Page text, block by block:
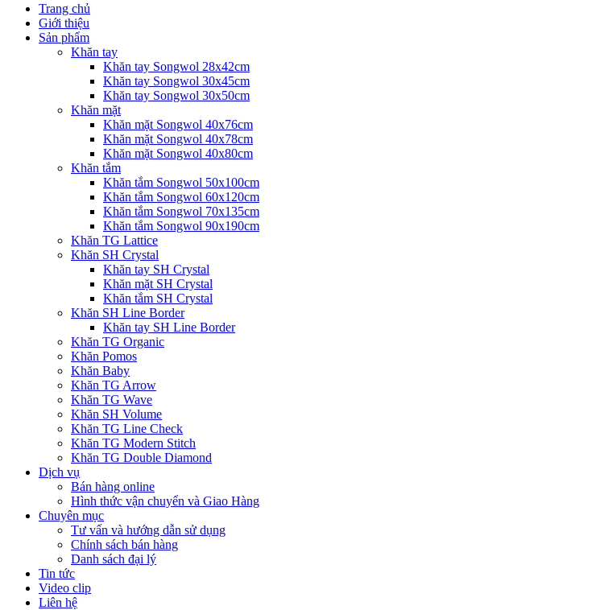
Trang chủ
Giới thiệu
Sản phẩm
Khăn tay
Khăn tay Songwol 28x42cm
Khăn tay Songwol 30x45cm
Khăn tay Songwol 30x50cm
Khăn mặt
Khăn mặt Songwol 40x76cm
Khăn mặt Songwol 40x78cm
Khăn mặt Songwol 40x80cm
Khăn tắm
Khăn tắm Songwol 50x100cm
Khăn tắm Songwol 60x120cm
Khăn tắm Songwol 70x135cm
Khăn tắm Songwol 90x190cm
Khăn TG Lattice
Khăn SH Crystal
Khăn tay SH Crystal
Khăn mặt SH Crystal
Khăn tắm SH Crystal
Khăn SH Line Border
Khăn tay SH Line Border
Khăn TG Organic
Khăn Pomos
Khăn Baby
Khăn TG Arrow
Khăn TG Wave
Khăn SH Volume
Khăn TG Line Check
Khăn TG Modern Stitch
Khăn TG Double Diamond
Dịch vụ
Bán hàng online
Hình thức vận chuyển và Giao Hàng
Chuyên mục
Tư vấn và hướng dẫn sử dụng
Chính sách bán hàng
Danh sách đại lý
Tin tức
Video clip
Liên hệ